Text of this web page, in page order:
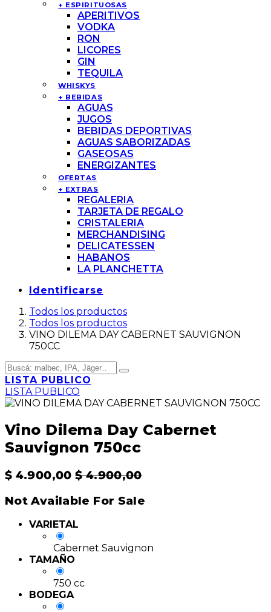
+ ESPIRITUOSAS
APERITIVOS
VODKA
RON
LICORES
GIN
TEQUILA
WHISKYS
+ BEBIDAS
AGUAS
JUGOS
BEBIDAS DEPORTIVAS
AGUAS SABORIZADAS
GASEOSAS
ENERGIZANTES
OFERTAS
+ EXTRAS
REGALERIA
TARJETA DE REGALO
CRISTALERIA
MERCHANDISING
DELICATESSEN
HABANOS
LA PLANCHETTA
Identificarse
Todos los productos
Todos los productos
VINO DILEMA DAY CABERNET SAUVIGNON
750CC
LISTA PUBLICO
LISTA PUBLICO
Vino Dilema Day Cabernet
Sauvignon 750cc
$ 4.900,00 $4.900,00
Not Available For Sale
VARIETAL
Cabernet Sauvignon
TAMAÑO
750 cc
BODEGA